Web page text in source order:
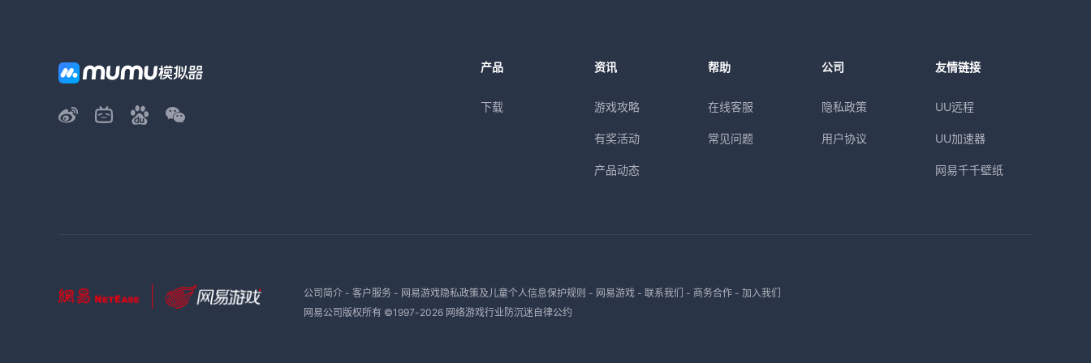
产品
下载
资讯
游戏攻略
有奖活动
产品动态
帮助
在线客服
常见问题
公司
隐私政策
用户协议
友情链接
UU远程
UU加速器
网易千千壁纸
公司简介- 客户服务- 网易游戏隐私政策及儿童个人信息保护规则 - 网易游戏- 联系我们 - 商务合作- 加入我们
网易公司版权所有 ©1997-2026 网络游戏行业防沉迷自律公约